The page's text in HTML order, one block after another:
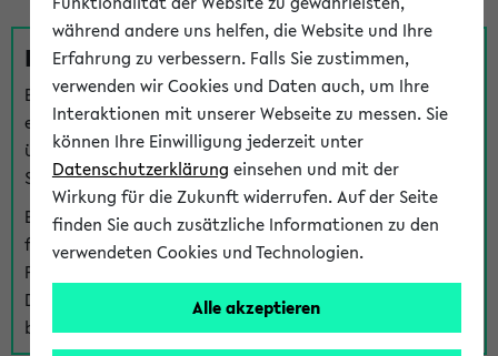
Fragen zu einzelnen Veranstaltungen
Bei inhaltlichen und organisatorischen Fragen zu
einzelnen Veranstaltungen finden Sie Ansprechpersonen
über denFragen-Link bei jeder Veranstaltung. Der BIS
Support kann hier meist keine direkte Hilfe leisten.
Bei Veranstaltungen mit eKVV Teilnahmemanagement
finden Sie eine Auskunft über die Personen, die Ihre
Platzzuteilung im eKVV eingetragen haben, auf der
Detailseite zum Teilnahmemanagement der
betreffenden Veranstaltung.
während andere uns helfen, die Website und Ihre
Erfahrung zu verbessern. Falls Sie zustimmen,
verwenden wir Cookies und Daten auch, um Ihre
Interaktionen mit unserer Webseite zu messen. Sie
können Ihre Einwilligung jederzeit unter
Datenschutzerklärung einsehen und mit der
Wirkung für die Zukunft widerrufen. Auf der Seite
finden Sie auch zusätzliche Informationen zu den
verwendeten Cookies und Technologien.
Alle akzeptieren